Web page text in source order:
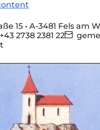
15 • A-3481 Fels am
+43 2738 2381 22